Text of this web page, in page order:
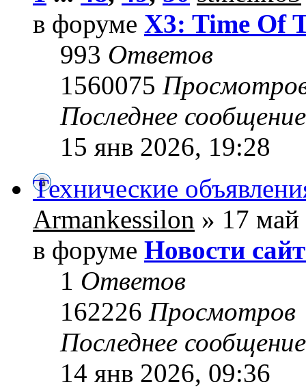
в форуме X3: Time Of
993 Ответов
1560075
Последнее
15 янв 2026, 19:28
Технические
Armankessilon » 17
в форуме Новости
1 Ответов
162226 Просмотров
Последнее
14 янв 2026, 09:36